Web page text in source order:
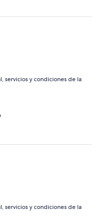
servicios y condiciones de la
servicios y condiciones de la